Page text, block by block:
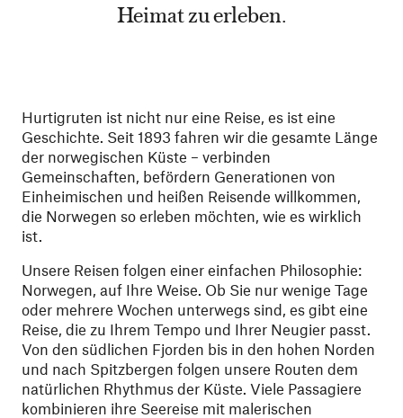
Heimat zu erleben.
Hurtigruten ist nicht nur eine Reise, es ist eine
Geschichte. Seit 1893 fahren wir die gesamte Länge
der norwegischen Küste – verbinden
Gemeinschaften, befördern Generationen von
Einheimischen und heißen Reisende willkommen,
die Norwegen so erleben möchten, wie es wirklich
ist.
Unsere Reisen folgen einer einfachen Philosophie:
Norwegen, auf Ihre Weise. Ob Sie nur wenige Tage
oder mehrere Wochen unterwegs sind, es gibt eine
Reise, die zu Ihrem Tempo und Ihrer Neugier passt.
Von den südlichen Fjorden bis in den hohen Norden
und nach Spitzbergen folgen unsere Routen dem
natürlichen Rhythmus der Küste. Viele Passagiere
kombinieren ihre Seereise mit malerischen